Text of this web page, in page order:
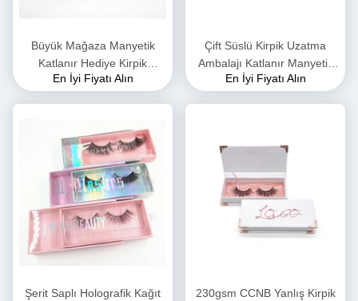
Büyük Mağaza Manyetik
Katlanır Hediye Kirpik
Manyetik Kutu OEM ODM
En İyi Fiyatı Alın
Çift Süslü Kirpik Uzatma
Ambalajı Katlanır Manyetik
Hediye Kutusu 35*35*35cm
En İyi Fiyatı Alın
Şerit Saplı Holografik Kağıt
230gsm CCNB Yanlış Kirpik